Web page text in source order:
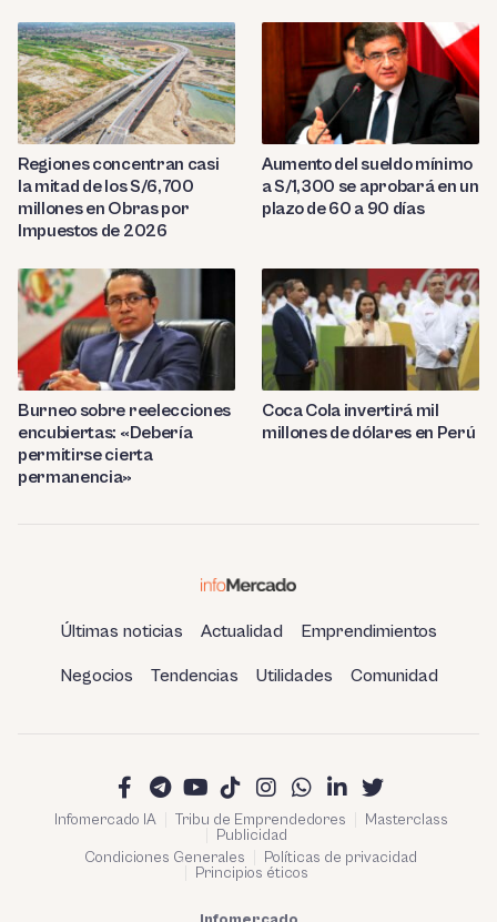
Regiones concentran casi
la mitad de los S/6,700
millones en Obras por
Impuestos de 2026
Aumento del sueldo mínimo
a S/1,300 se aprobará en un
plazo de 60 a 90 días
Burneo sobre reelecciones
encubiertas: «Debería
permitirse cierta
permanencia»
Coca Cola invertirá mil
millones de dólares en Perú
Últimas noticias Actualidad Emprendimientos
Negocios Tendencias Utilidades Comunidad
Infomercado IA Tribu de Emprendedores
Masterclass
Publicidad
Condiciones Generales
Políticas de privacidad
Principios éticos